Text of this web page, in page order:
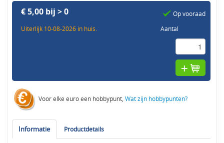
€ 5,00 bij > 0
Uiterlijk 10-08-2026 in huis.
Op vooraad
Aantal
Voor elke euro een hobbypunt,Wat zijn hobbypunten?
Informatie Productdetails